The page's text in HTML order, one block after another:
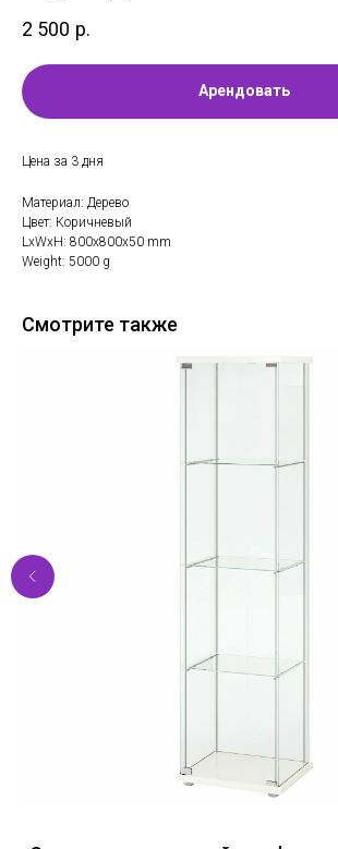
2 500 р.
Арендовать
Цена за 3 дня
Материал: Дерево
Цвет: Коричневый
LxWxH: 800x800x50 mm
Weight: 5000 g
Смотрите также